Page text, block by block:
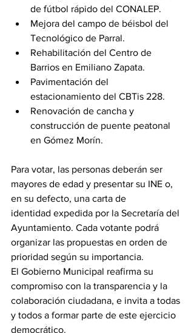
de fútbol rápido del CONALEP.
Mejora del campo de béisbol del
Tecnológico de Parral.
Rehabilitación del Centro de
Barrios en Emiliano Zapata.
Pavimentación del
estacionamiento del CBTis 228.
Renovación de cancha y
construcción de puente peatonal
en Gómez Morín.
Para votar, las personas deberán ser
mayores de edad y presentar su INE o,
en su defecto, una carta de
identidad expedida por la Secretaría del
Ayuntamiento. Cada votante podrá
organizar las propuestas en orden de
prioridad según su importancia.
El Gobierno Municipal reafirma su
compromiso con la transparencia y la
colaboración ciudadana, e invita a todas
y todos a formar parte de este ejercicio
democrático.